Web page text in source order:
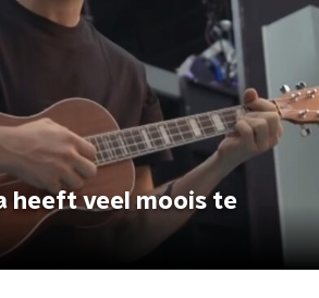
heeft veel moois te